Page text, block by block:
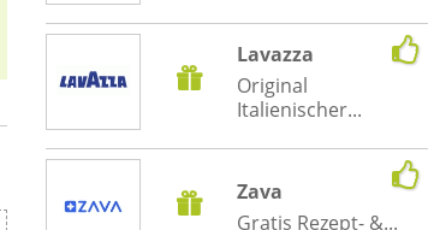
Lavazza
Original
Italienischer...
Zava
Gratis Rezept- &...